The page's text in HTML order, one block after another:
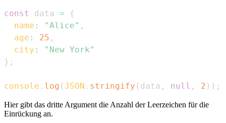
const data =
{
name : "Alice" ,
age : 25 ,
city :
"New York"
} ;
console . log (JSON . stringify ( data , null , 2 ) ) ;
Hier gibt das dritte Argument die Anzahl der Leerzeichen für die
Einrückung an.